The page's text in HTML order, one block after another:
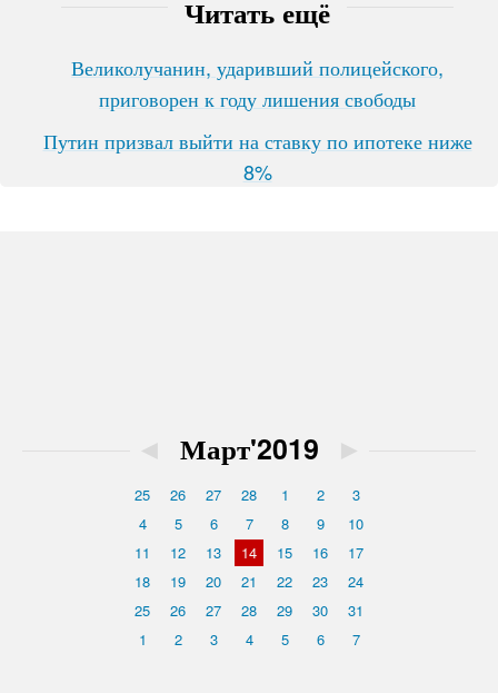
Читать ещё
Великолучанин, ударивший полицейского,
приговорен к году лишения свободы
Путин призвал выйти на ставку по ипотеке ниже
8%
◄ Март'2019 ►
25 26 27 28 1 2
3
4
5 6 7 8 9
10
11
12 13 14 15 16
17
18
19 20 21 22 23
24
25
26 27 28 29 30
31
1
2 3 4 5 6 7